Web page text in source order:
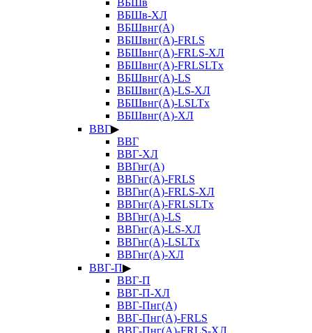
ВБШв
ВБШв-ХЛ
ВБШвнг(А)
ВБШвнг(А)-FRLS
ВБШвнг(А)-FRLS-ХЛ
ВБШвнг(А)-FRLSLTx
ВБШвнг(А)-LS
ВБШвнг(А)-LS-ХЛ
ВБШвнг(А)-LSLTx
ВБШвнг(А)-ХЛ
ВВГ▶
ВВГ
ВВГ-ХЛ
ВВГнг(А)
ВВГнг(А)-FRLS
ВВГнг(А)-FRLS-ХЛ
ВВГнг(А)-FRLSLTx
ВВГнг(А)-LS
ВВГнг(А)-LS-ХЛ
ВВГнг(А)-LSLTx
ВВГнг(А)-ХЛ
ВВГ-П▶
ВВГ-П
ВВГ-П-ХЛ
ВВГ-Пнг(А)
ВВГ-Пнг(А)-FRLS
ВВГ-Пнг(А)-FRLS-ХЛ